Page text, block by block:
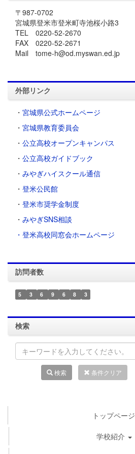
〒987-0702
宮城県登米市登米町寺池桜小路3
TEL 0220-52-2670
FAX 0220-52-2671
Mail tome-h@od.myswan.ed.jp
外部リンク
・ 宮城県公式ホームページ
・ 宮城県教育委員会
・ 公立高校オープンキャンパス
・ 公立高校ガイドブック
・ みやぎハイスクール通信
・ 登米公民館
・ 登米市奨学金制度
・ みやぎSNS相談
・登米高校同窓会ホームページ
訪問者数
5 3 6 9 6 8 3
検索
検索 条件クリア
トップページ
学校紹介